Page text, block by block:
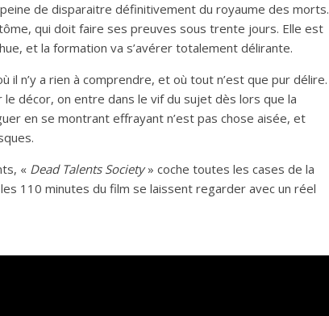
de disparaitre définitivement du royaume des morts.
qui doit faire ses preuves sous trente jours. Elle est
et la formation va s’avérer totalement délirante.
il n’y a rien à comprendre, et où tout n’est que pur délire.
décor, on entre dans le vif du sujet dès lors que la
en se montrant effrayant n’est pas chose aisée, et
« Dead Talents Society» coche toutes les cases de la
110 minutes du film se laissent regarder avec un réel